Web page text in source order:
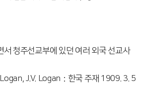
서 청주선교부에 있던 여러 외국 선교사
J.V. Logan：한국 주재 1909. 3. 5